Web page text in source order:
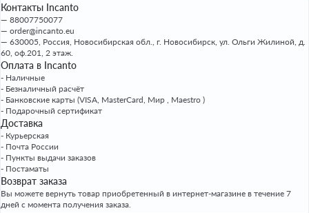
Контакты Incanto
88007750077
order@incanto.eu
630005, Россия, Новосибирская обл., г. Новосибирск, ул. Ольги Жилиной, д.
60, оф.201, 2 этаж.
Оплата в Incanto
- Наличные
- Безналичный расчёт
- Банковские карты (VISA, MasterCard, Мир , Maestro )
- Подарочный сертификат
Доставка
- Курьерская
- Почта России
- Пункты выдачи заказов
- Постаматы
Возврат заказа
Вы можете вернуть товар приобретенный в интернет-магазине в течение 7
дней с момента получения заказа.